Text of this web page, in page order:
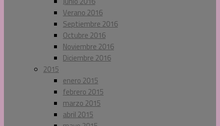
Verano 2016
Septiembre 2016
Octubre 2016
Noviembre 2016
Diciembre 2016
2015
enero 2015
febrero 2015
marzo 2015
abril 2015